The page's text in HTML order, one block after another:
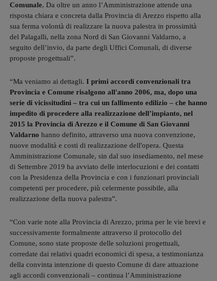
Comunale. Da oltre un anno l’Amministrazione attende una
risposta chiara e concreta dalla Provincia di Arezzo rispetto alla
sua ferma volontà di realizzare la nuova palestra in prossimità
del Palagalli, nella zona Nord di San Giovanni Valdarno, a
seguito dell’invio, da parte degli Uffici Comunali, di diverse
proposte progettuali”.
“Ma veniamo ai dettagli. I primi accordi convenzionali tra
Provincia e Comune risalgono all'anno 2006, ma, dopo una
serie di vicissitudini – tra cui un fallimento edilizio – che hanno
impedito di procedere alla realizzazione dell’impianto, nel
2015 la Provincia di Arezzo e il Comune di San Giovanni
Valdarno hanno definito, attraverso una nuova convenzione,
nuove modalità e costi di realizzazione dell'opera. Questa
Amministrazione Comunale, sin dal suo insediamento, nel mese
di Settembre 2019 ha avviato delle interlocuzioni e dei contatti
con la Presidenza della Provincia e con i funzionari provinciali
competenti per procedere, più celermente possibile, alla
realizzazione della nuova palestra”.
“Con varie note alla Provincia di Arezzo, prima per le vie brevi e
successivamente formalmente attraverso il protocollo del
Comune, sono state proposte delle soluzioni progettuali,
corredate dai relativi quadri economici di spesa, a testimonianza
della convinta intenzione di questo Comune di dare attuazione
agli accordi convenzionali – continua l’Amministrazione